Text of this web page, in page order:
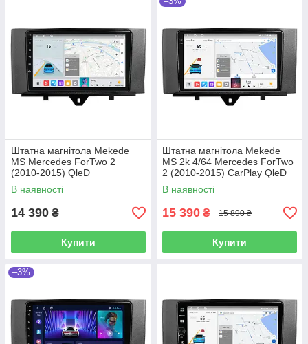
Штатна магнітола Mekede
MS Mercedes ForTwo 2
(2010-2015) QleD
В наявності
14 390 ₴
Купити
Штатна магнітола Mekede
MS 2k 4/64 Mercedes ForTwo
2 (2010-2015) CarPlay QleD
В наявності
15 390 ₴ 15 890 ₴
Купити
–3%